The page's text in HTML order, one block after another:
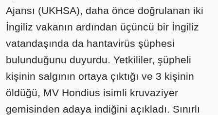
Ajansı (UKHSA), daha önce doğrulanan iki
İngiliz vakanın ardından üçüncü bir İngiliz
vatandaşında da hantavirüs şüphesi
bulunduğunu duyurdu. Yetkililer, şüpheli
kişinin salgının ortaya çıktığı ve 3 kişinin
öldüğü, MV Hondius isimli kruvaziyer
gemisinden adaya indiğini açıkladı. Sınırlı